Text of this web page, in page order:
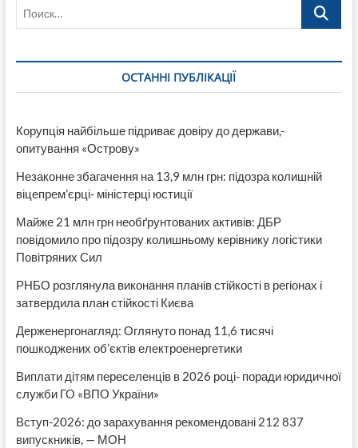
Поиск…
ОСТАННІ ПУБЛІКАЦІЇ
Корупція найбільше підриває довіру до держави,-
опитування «Острову»
Незаконне збагачення на 13,9 млн грн: підозра колишній
віцепрем’єрці- міністерці юстиції
Майже 21 млн грн необґрунтованих активів: ДБР
повідомило про підозру колишньому керівнику логістики
Повітряних Сил
РНБО розглянула виконання планів стійкості в регіонах і
затвердила план стійкості Києва
Держенергонагляд: Оглянуто понад 11,6 тисячі
пошкоджених об’єктів електроенергетики
Виплати дітям переселенців в 2026 році- поради юридичної
служби ГО «ВПО України»
Вступ-2026: до зарахування рекомендовані 212 837
випускників, — МОН